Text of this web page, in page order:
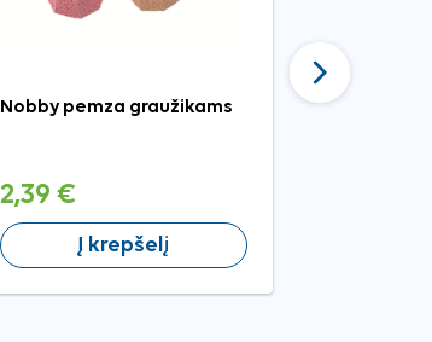
Nobby pemza graužikams
2,39 €
Į krepšelį